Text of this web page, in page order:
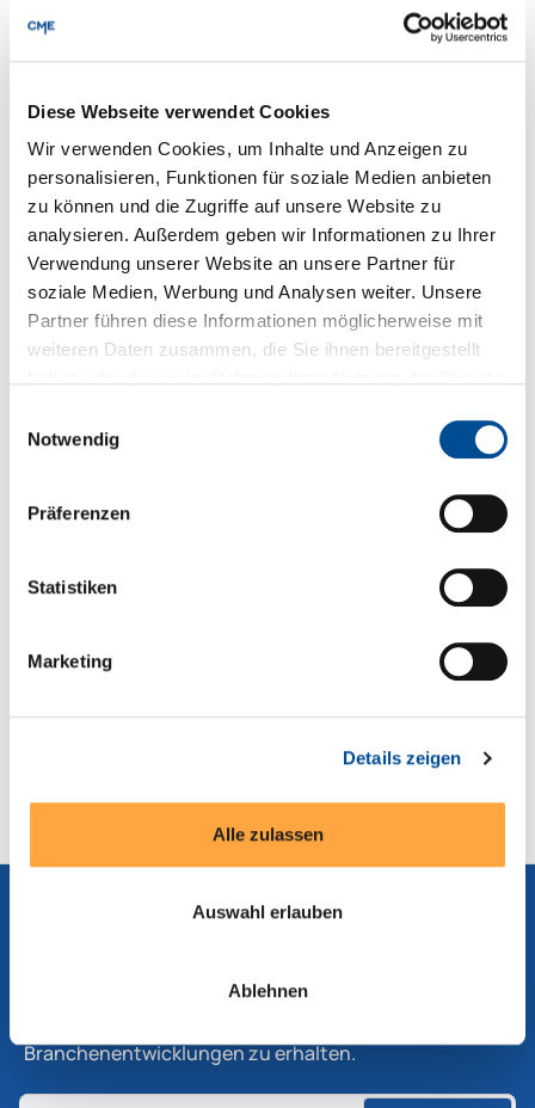
Diese Webseite verwendet Cookies
Wir verwenden Cookies, um Inhalte und Anzeigen zu
personalisieren, Funktionen für soziale Medien anbieten
zu können und die Zugriffe auf unsere Website zu
analysieren. Außerdem geben wir Informationen zu Ihrer
Verwendung unserer Website an unsere Partner für
soziale Medien, Werbung und Analysen weiter. Unsere
Partner führen diese Informationen möglicherweise mit
weiteren Daten zusammen, die Sie ihnen bereitgestellt
Notwendig
Präferenzen
Statistiken
Marketing
Details zeigen
Alle zulassen
Auswahl erlauben
Ablehnen
Lieferung & Rücksendungen
Per E-mail versenden
Angebot anfragen
Downloads zum Produkt
Fragen zum Produkt
* Spezielle Zulassungen EN 55032, EN 61000
Serien- und Modellübersicht
Abonnieren Sie unseren Newsletter, um die neuesten
Branchenentwicklungen zu erhalten.